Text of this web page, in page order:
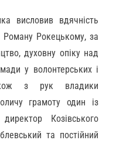
висловив вдячність
Роману Рокецькому, за
духовну опіку над
у волонтерських і
з рук владики
грамоту один із
Козівського
та постійний